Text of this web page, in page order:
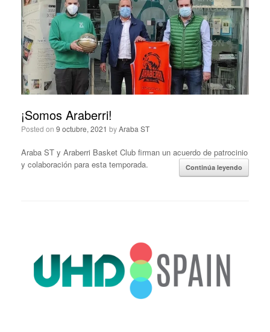
¡Somos Araberri!
Posted on 9 octubre, 2021 byAraba ST
Araba ST y Araberri Basket Club firman un acuerdo de patrocinio
y colaboración para esta temporada.
Continúa leyendo